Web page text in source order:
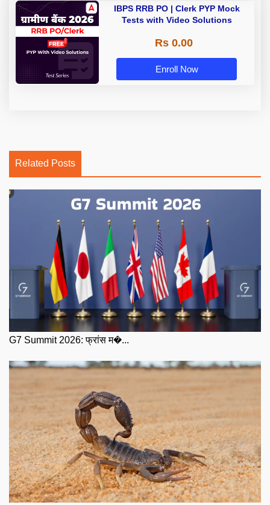
IBPS RRB PO | Clerk PYP Mock
Tests with Video Solutions
Rs 0.00
Enroll Now
Related Posts
G7 Summit 2026: फ्रांस म�...